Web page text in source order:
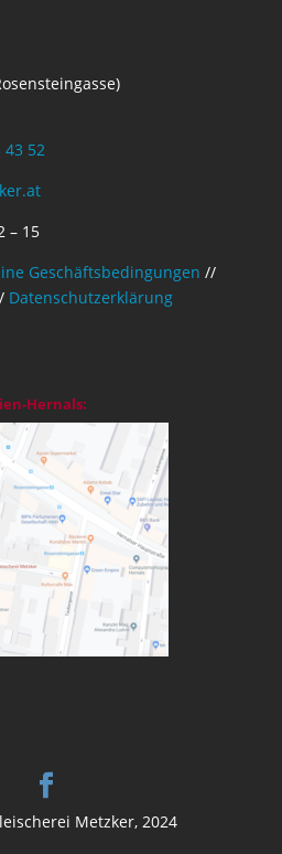
43 52
– 15
Geschäftsbedingungen //
Datenschutzerklärung
Hernals:
Metzker, 2024